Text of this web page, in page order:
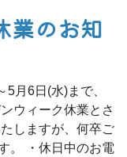
業のお知
月6日(水)まで、
ウィーク休業とさ
しますが、何卒ご
。 ・休日中のお電